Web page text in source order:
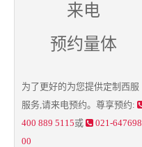
来电
预约量体
为了更好的为您提供定制西服
服务,请来电预约。尊享预约:
400 889 5115或
021-647698
00